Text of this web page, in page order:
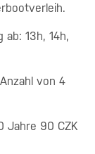
13h, 14h,
von 4
Jahre 90 CZK